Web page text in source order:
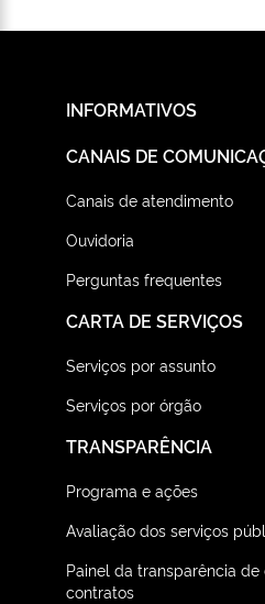
INFORMATIVOS
CANAIS DE
Canais de atendimento
Ouvidoria
Perguntas frequentes
CARTA DE SERVIÇOS
Serviços por assunto
Serviços por órgão
TRANSPARÊNCIA
Programa e ações
Avaliação dos serviços
Painel da transparência
contratos